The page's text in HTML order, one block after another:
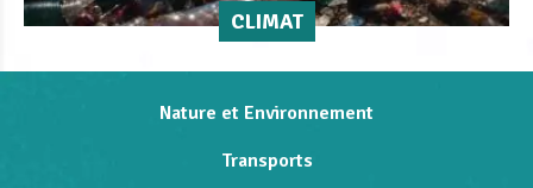
CLIMAT
Nature et Environnement
Transports